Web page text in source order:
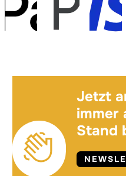
Jetzt
immer
Stand